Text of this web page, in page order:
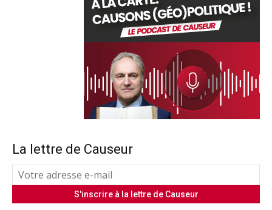
La lettre de Causeur